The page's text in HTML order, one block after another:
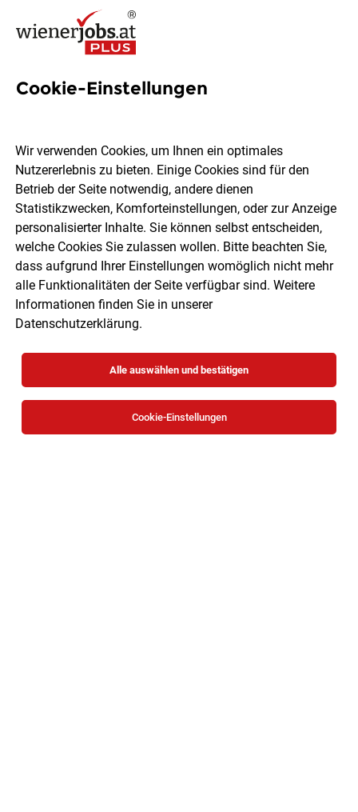
Verkäufer Bauen (alle
OBI Bau- und Heimwerkermärkte
Krems Vollzeit 04.08.2026
Cookie-Einstellungen
Wir verwenden Cookies, um Ihnen ein optimales
Nutzererlebnis zu bieten. Einige Cookies sind für den
Betrieb der Seite notwendig, andere dienen
Statistikzwecken, Komforteinstellungen, oder zur Anzeige
personalisierter Inhalte. Sie können selbst entscheiden,
welche Cookies Sie zulassen wollen. Bitte beachten Sie,
dass aufgrund Ihrer Einstellungen womöglich nicht mehr
alle Funktionalitäten der Seite verfügbar sind. Weitere
Informationen finden Sie in unserer
Datenschutzerklärung.
Alle auswählen und bestätigen
Cookie-Einstellungen